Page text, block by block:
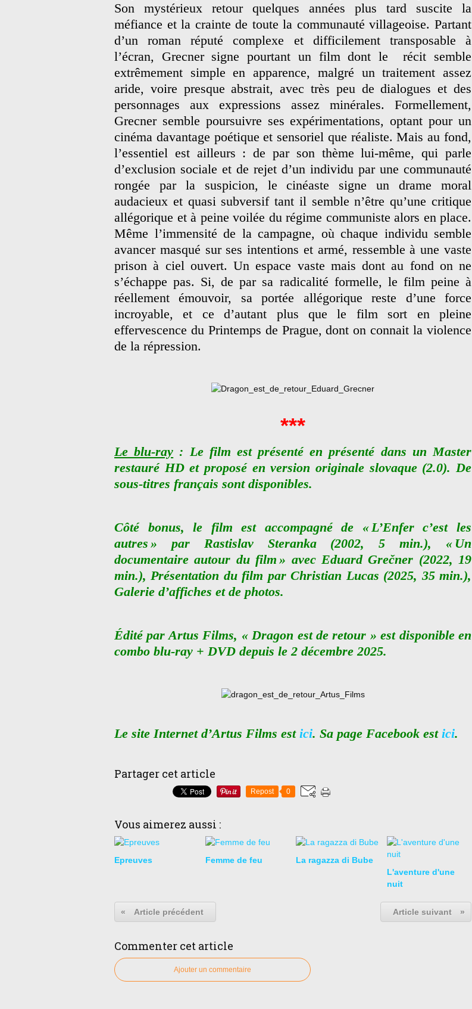
Son mystérieux retour quelques années plus tard suscite la
méfiance et la crainte de toute la communauté villageoise. Partant
d’un roman réputé complexe et difficilement transposable à
l’écran, Grecner signe pourtant un film dont le récit semble
extrêmement simple en apparence, malgré un traitement assez
aride, voire presque abstrait, avec très peu de dialogues et des
personnages aux expressions assez minérales. Formellement,
Grecner semble poursuivre ses expérimentations, optant pour un
cinéma davantage poétique et sensoriel que réaliste. Mais au fond,
l’essentiel est ailleurs : de par son thème lui-même, qui parle
d’exclusion sociale et de rejet d’un individu par une communauté
rongée par la suspicion, le cinéaste signe un drame moral
audacieux et quasi subversif tant il semble n’être qu’une critique
allégorique et à peine voilée du régime communiste alors en place.
Même l’immensité de la campagne, où chaque individu semble
avancer masqué sur ses intentions et armé, ressemble à une vaste
prison à ciel ouvert. Un espace vaste mais dont au fond on ne
s’échappe pas. Si, de par sa radicalité formelle, le film peine à
réellement émouvoir, sa portée allégorique reste d’une force
incroyable, et ce d’autant plus que le film sort en pleine
effervescence du Printemps de Prague, dont on connait la violence
de la répression.
***
Le blu-ray : Le film est présenté en présenté dans un Master
restauré HD et proposé en version originale slovaque (2.0). De
sous-titres français sont disponibles.
Côté bonus, le film est accompagné de « L’Enfer c’est les
autres » par Rastislav Steranka (2002, 5 min.), « Un
documentaire autour du film » avec Eduard Grečner (2022, 19
min.), Présentation du film par Christian Lucas (2025, 35 min.),
Galerie d’affiches et de photos.
Édité par Artus Films, « Dragon est de retour » est disponible en
combo blu-ray + DVD depuis le 2 décembre 2025.
Le site Internet d’Artus Films est ici. Sa page Facebook est ici.
Partager cet article
Repost 0
Vous aimerez aussi :
Epreuves Femme de feu
La ragazza di Bube
L'aventure d'une
nuit
« Article précédent Article suivant »
Commenter cet article
Ajouter un commentaire